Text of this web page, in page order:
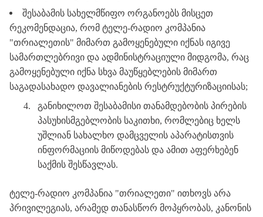
შესაბამის სახელმწიფო ორგანოებს მისცეთ
რეკომენდაცია, რომ ტელე-რადიო კომპანია
"თრიალეთის" მიმართ გამოყენებული იქნას იგივე
სამართლებრივი და ადმინისტრაციული მიდგომა, რაც
გამოყენებული იქნა სხვა მაუწყებლების მიმართ
საგადასახადო დავალიანების რესტრუქტურიზაციისას;
4.
განიხილოთ შესაბამისი თანამდებობის პირების
პასუხისმგებლობის საკითხი, რომლებიც ხელს
უშლიან სახალხო დამცველის აპარატისთვის
ინფორმაციის მიწოდებას და ამით აფერხებენ
საქმის შესწავლას.
ტელე-რადიო კომპანია "თრიალეთი" ითხოვს არა
პრივილეგიას, არამედ თანასწორ მოპყრობას, კანონის